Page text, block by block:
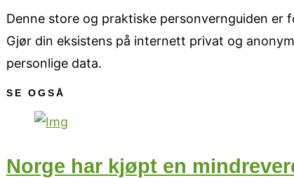
Denne store og praktiske personvernguiden er
Gjør din eksistens på internett privat og
personlige data.
SE OGSÅ
Norge har kjøpt en